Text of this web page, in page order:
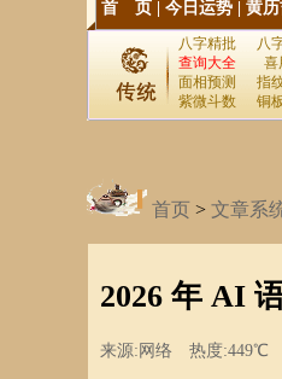
首 页 今日运势 黄
八字精批 八
查询大全
喜
面相预测
指
紫微斗数
铜
首页 > 文章系
2026 年 AI
来源:网络 热度:449℃